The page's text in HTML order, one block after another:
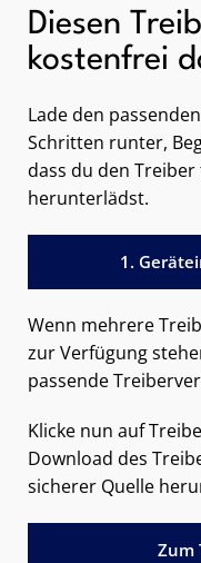
Diesen
kostenfrei
Lade den
Schritten runter,
dass du den
herunterlädst.
1.
Wenn mehrere
zur Verfügung
passende
Klicke nun auf
Download des
sicherer Quelle
Zum